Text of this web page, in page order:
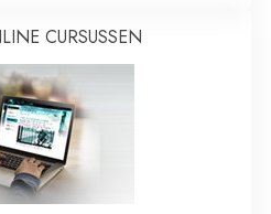
CURSUSSEN